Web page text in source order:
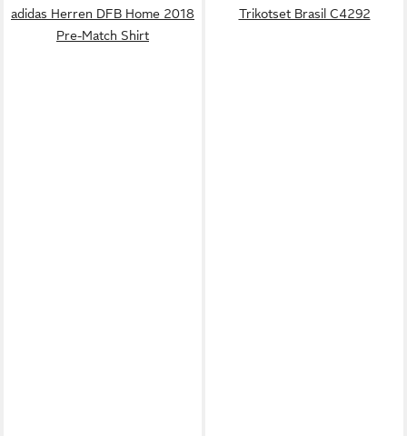
adidas Herren DFB Home 2018
Pre-Match Shirt
Trikotset Brasil C4292